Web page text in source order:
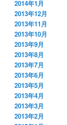
2014年1月
2013年12月
2013年11月
2013年10月
2013年9月
2013年8月
2013年7月
2013年6月
2013年5月
2013年4月
2013年3月
2013年2月